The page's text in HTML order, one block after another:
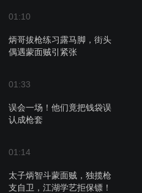
01:10
炳哥拔枪练习露马脚，街头
偶遇蒙面贼引紧张
01:33
误会一场！他们竟把钱袋误
认成枪套
01:14
太子炳智斗蒙面贼，独揽枪
支自卫，江湖学艺拒保镖！